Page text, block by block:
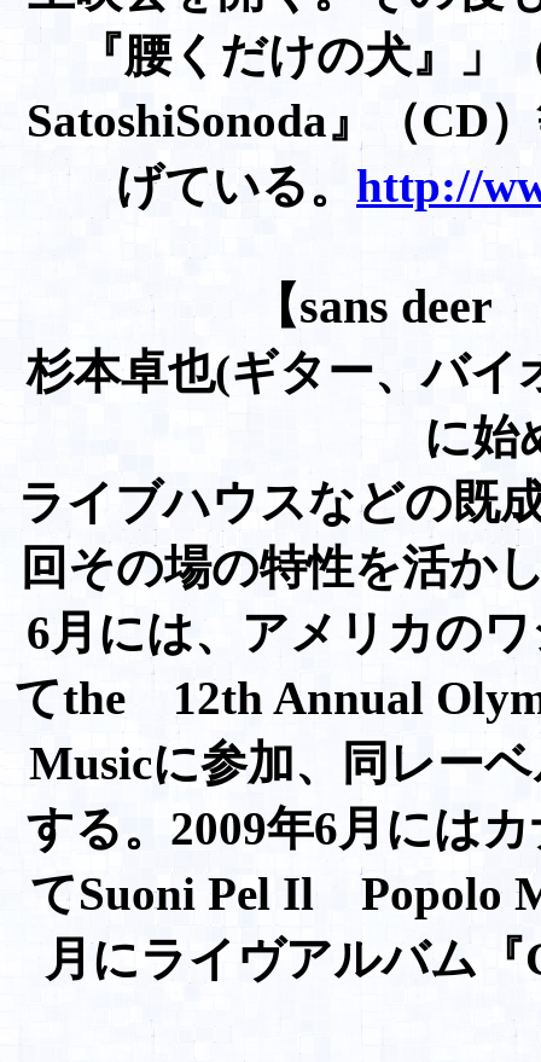
『腰くだけの犬』」
SatoshiSonoda』（CD
げている。 http://
【sans
杉本卓也(ギター、バイ
に始
ライブハウスなどの既
回その場の特性を活か
6月には、アメリカの
てthe 12th Annual
Musicに参加、同レー
する。2009年6月には
てSuoni Pel Il Popolo
月にライヴアルバム